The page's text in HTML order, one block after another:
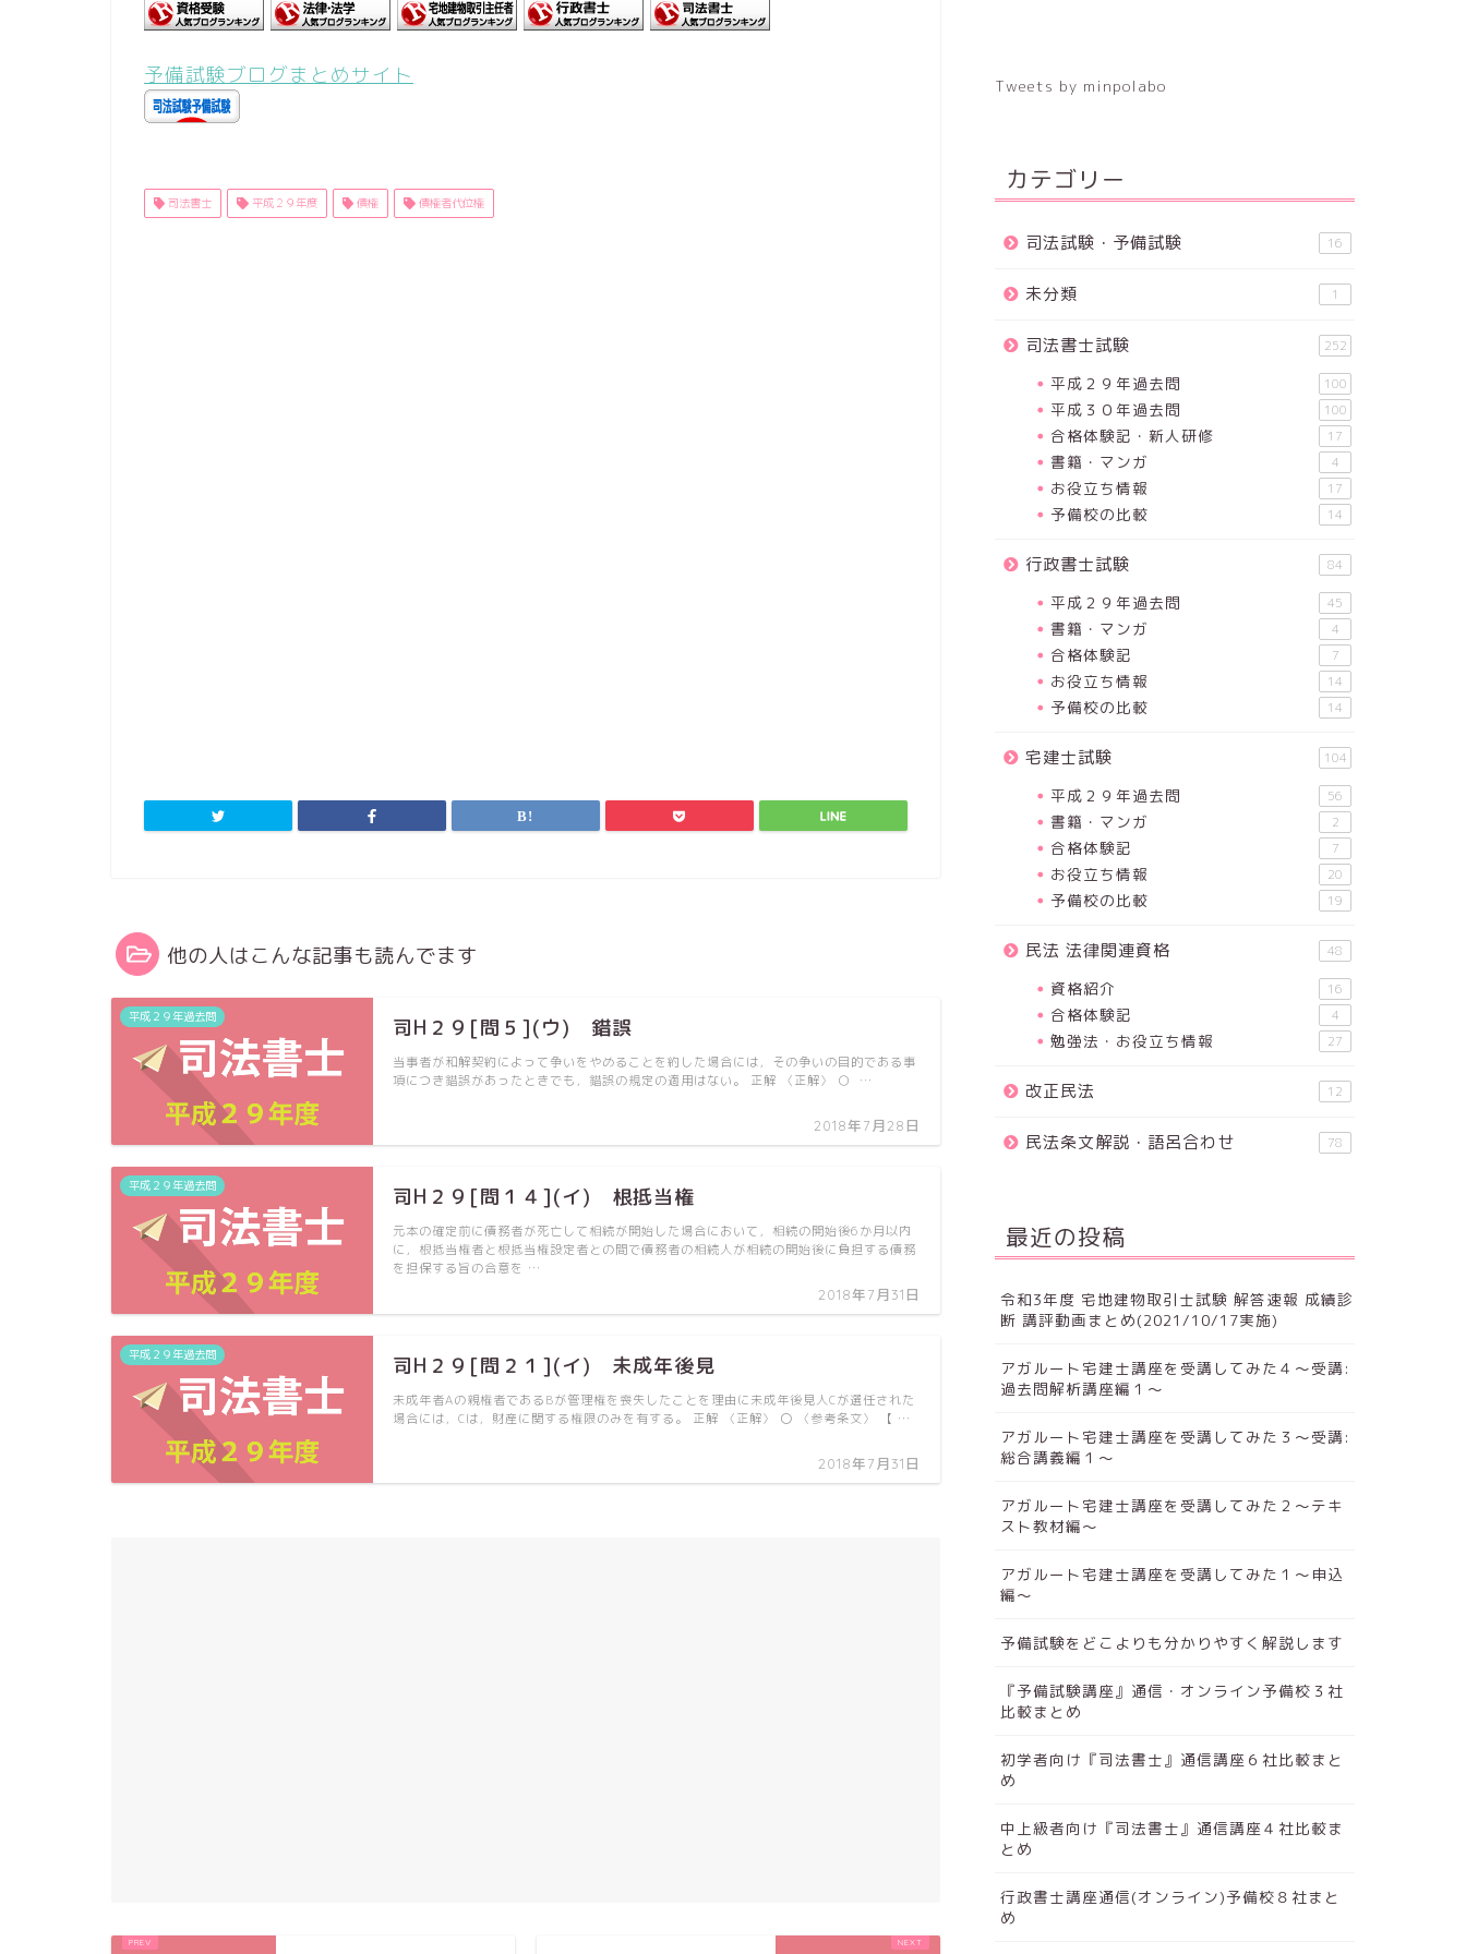
予備試験ブログまとめサイト
司法書士 平成２９年度 債権 債権者代位権
他の人はこんな記事も読んでます
平成２９年過去問 司H２９[問５](ウ) 錯誤
2018年7月28日
当事者が和解契約によって争いをやめることを約した場合には，その争いの目的である事
項につき錯誤があったときでも，錯誤の規定の適用はない。 正解 〈正解〉 ○ …
平成２９年過去問 司H２９[問１４](イ) 根抵当権
2018年7月31日
元本の確定前に債務者が死亡して相続が開始した場合において，相続の開始後6か月以内
に，根抵当権者と根抵当権設定者との間で債務者の相続人が相続の開始後に負担する債務
を担保する旨の合意を …
平成２９年過去問 司H２９[問２１](イ) 未成年後見
2018年7月31日
未成年者Aの親権者であるBが管理権を喪失したことを理由に未成年後見人Cが選任された
場合には，Cは，財産に関する権限のみを有する。 正解 〈正解〉 〇 〈参考条文〉 【 …
Tweets by minpolabo
カテゴリー
司法試験・予備試験 16
未分類 1
司法書士試験 252
平成２９年過去問 100
平成３０年過去問 100
合格体験記・新人研修 17
書籍・マンガ 4
お役立ち情報 17
予備校の比較 14
行政書士試験 84
平成２９年過去問 45
書籍・マンガ 4
合格体験記 7
お役立ち情報 14
予備校の比較 14
宅建士試験 104
平成２９年過去問 56
書籍・マンガ 2
合格体験記 7
お役立ち情報 20
予備校の比較 19
民法 法律関連資格 48
資格紹介 16
合格体験記 4
勉強法・お役立ち情報 27
改正民法 12
民法条文解説・語呂合わせ 78
最近の投稿
令和3年度 宅地建物取引士試験 解答速報 成績診
断 講評動画まとめ(2021/10/17実施)
アガルート宅建士講座を受講してみた４～受講:
過去問解析講座編１～
アガルート宅建士講座を受講してみた３～受講:
総合講義編１～
アガルート宅建士講座を受講してみた２～テキ
スト教材編～
アガルート宅建士講座を受講してみた１～申込
編～
予備試験をどこよりも分かりやすく解説します
『予備試験講座』通信・オンライン予備校３社
比較まとめ
初学者向け『司法書士』通信講座６社比較まと
め
中上級者向け『司法書士』通信講座４社比較ま
とめ
行政書士講座通信(オンライン)予備校８社まと
め